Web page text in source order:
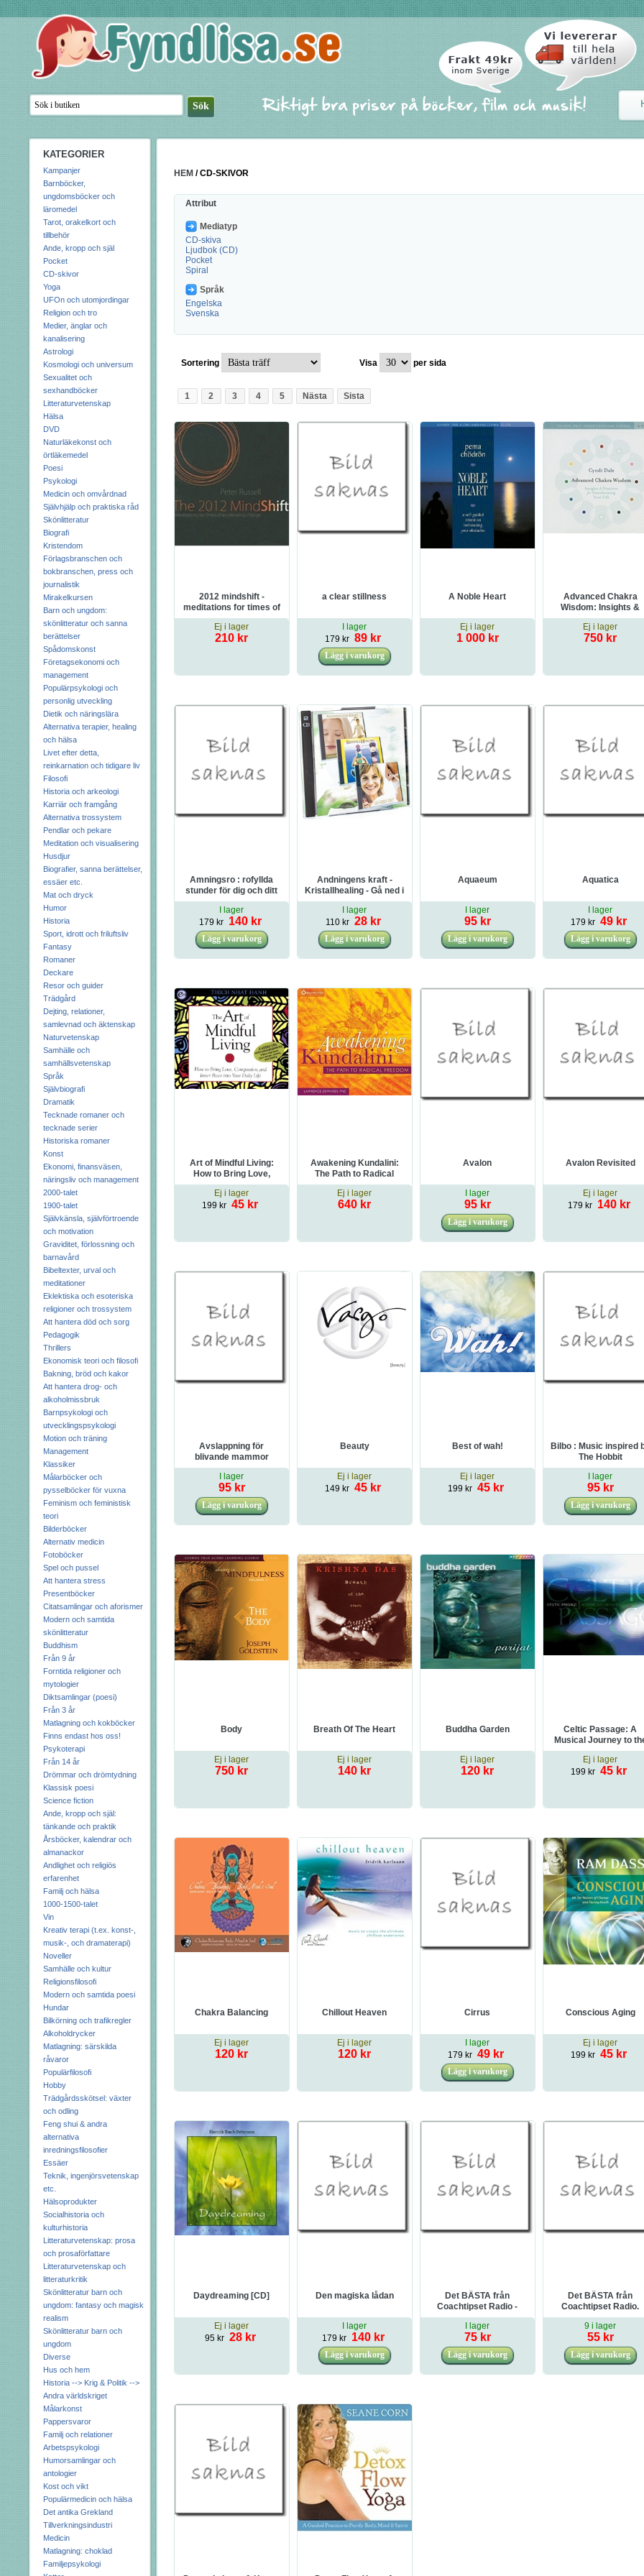
KATEGORIER
Kampanjer
Barnböcker,
ungdomsböcker och
läromedel
Tarot, orakelkort och
tillbehör
Ande, kropp och själ
Pocket
CD-skivor
Yoga
UFOn och utomjordingar
Religion och tro
Medier, änglar och
kanalisering
Astrologi
Kosmologi och universum
Sexualitet och
sexhandböcker
Litteraturvetenskap
Hälsa
DVD
Naturläkekonst och
örtläkemedel
Poesi
Psykologi
Medicin och omvårdnad
Självhjälp och praktiska råd
Skönlitteratur
Biografi
Kristendom
Förlagsbranschen och
bokbranschen, press och
journalistik
Mirakelkursen
Barn och ungdom:
skönlitteratur och sanna
berättelser
Spådomskonst
Företagsekonomi och
management
Populärpsykologi och
personlig utveckling
Dietik och näringslära
Alternativa terapier, healing
och hälsa
Livet efter detta,
reinkarnation och tidigare liv
Filosofi
Historia och arkeologi
Karriär och framgång
Alternativa trossystem
Pendlar och pekare
Meditation och visualisering
Husdjur
Biografier, sanna berättelser,
essäer etc.
Mat och dryck
Humor
Historia
Sport, idrott och friluftsliv
Fantasy
Romaner
Deckare
Resor och guider
Trädgård
Dejting, relationer,
samlevnad och äktenskap
Naturvetenskap
Samhälle och
samhällsvetenskap
Språk
Självbiografi
Dramatik
Tecknade romaner och
tecknade serier
Historiska romaner
Konst
Ekonomi, finansväsen,
näringsliv och management
2000-talet
1900-talet
Självkänsla, självförtroende
och motivation
Graviditet, förlossning och
barnavård
Bibeltexter, urval och
meditationer
Eklektiska och esoteriska
religioner och trossystem
Att hantera död och sorg
Pedagogik
Thrillers
Ekonomisk teori och filosofi
Bakning, bröd och kakor
Att hantera drog- och
alkoholmissbruk
Barnpsykologi och
utvecklingspsykologi
Motion och träning
Management
Klassiker
Målarböcker och
pysselböcker för vuxna
Feminism och feministisk
teori
Bilderböcker
Alternativ medicin
Fotoböcker
Spel och pussel
Att hantera stress
Presentböcker
Citatsamlingar och aforismer
Modern och samtida
skönlitteratur
Buddhism
Från 9 år
Forntida religioner och
mytologier
Diktsamlingar (poesi)
Från 3 år
Matlagning och kokböcker
Finns endast hos oss!
Psykoterapi
Från 14 år
Drömmar och drömtydning
Klassisk poesi
Science fiction
Ande, kropp och själ:
tänkande och praktik
Årsböcker, kalendrar och
almanackor
Andlighet och religiös
erfarenhet
Familj och hälsa
1000-1500-talet
Vin
Kreativ terapi (t.ex. konst-,
musik-, och dramaterapi)
Noveller
Samhälle och kultur
Religionsfilosofi
Modern och samtida poesi
Hundar
Bilkörning och trafikregler
Alkoholdrycker
Matlagning: särskilda
råvaror
Populärfilosofi
Hobby
Trädgårdsskötsel: växter
och odling
Feng shui & andra
alternativa
inredningsfilosofier
Essäer
Teknik, ingenjörsvetenskap
etc.
Hälsoprodukter
Socialhistoria och
kulturhistoria
Litteraturvetenskap: prosa
och prosaförfattare
Litteraturvetenskap och
litteraturkritik
Skönlitteratur barn och
ungdom: fantasy och magisk
realism
Skönlitteratur barn och
ungdom
Diverse
Hus och hem
Historia --> Krig & Politik -->
Andra världskriget
Målarkonst
Pappersvaror
Familj och relationer
Arbetspsykologi
Humorsamlingar och
antologier
Kost och vikt
Populärmedicin och hälsa
Det antika Grekland
Tillverkningsindustri
Medicin
Matlagning: choklad
Familjepsykologi
HEM / CD-SKIVOR
Attribut
Mediatyp
CD-skiva
Ljudbok (CD)
Pocket
Spiral
Språk
Engelska
Svenska
Sortering Visa per sida
1 2 3 4 5 Nästa Sista
2012 mindshift -
meditations for times of
accelerating change
Ej i lager
210 kr
a clear stillness
I lager
179 kr 89 kr
A Noble Heart
Ej i lager
1 000 kr
Advanced Chakra
Wisdom: Insights &
Practices for
Transforming Your
Ej i lager
750 kr
Amningsro : rofyllda
stunder för dig och ditt
barn
I lager
179 kr 140 kr
Andningens kraft -
Kristallhealing - Gå ned i
vikt [2 CD-ROM]
I lager
110 kr 28 kr
Aquaeum
I lager
95 kr
Aquatica
I lager
179 kr 49 kr
Art of Mindful Living:
How to Bring Love,
Compassion, and Inner
Peace Into Your Daily
Life
Ej i lager
199 kr 45 kr
Awakening Kundalini:
The Path to Radical
Freedom
Ej i lager
640 kr
Avalon
I lager
95 kr
Avalon Revisited
Ej i lager
179 kr 140 kr
Avslappning för
blivande mammor
I lager
95 kr
Beauty
Ej i lager
149 kr 45 kr
Best of wah!
Ej i lager
199 kr 45 kr
Bilbo : Music inspired
The Hobbit
I lager
95 kr
Body
Ej i lager
750 kr
Breath Of The Heart
Ej i lager
140 kr
Buddha Garden
Ej i lager
120 kr
Celtic Passage: A
Musical Journey to
Depths of the Celtic
Spirit
Ej i lager
199 kr 45 kr
Chakra Balancing
Ej i lager
120 kr
Chillout Heaven
Ej i lager
120 kr
Cirrus
I lager
179 kr 49 kr
Conscious Aging
Ej i lager
199 kr 45 kr
Daydreaming [CD]
Ej i lager
95 kr 28 kr
Den magiska lådan
I lager
179 kr 140 kr
Det BÄSTA från
Coachtipset Radio -
säsong 1
I lager
75 kr
Det BÄSTA från
Coachtipset Radio.
Säsong 3
9 i lager
55 kr